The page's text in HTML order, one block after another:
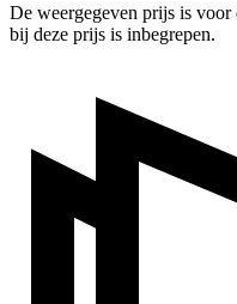
De weergegeven prijs is
bij deze prijs is inbegrepen.